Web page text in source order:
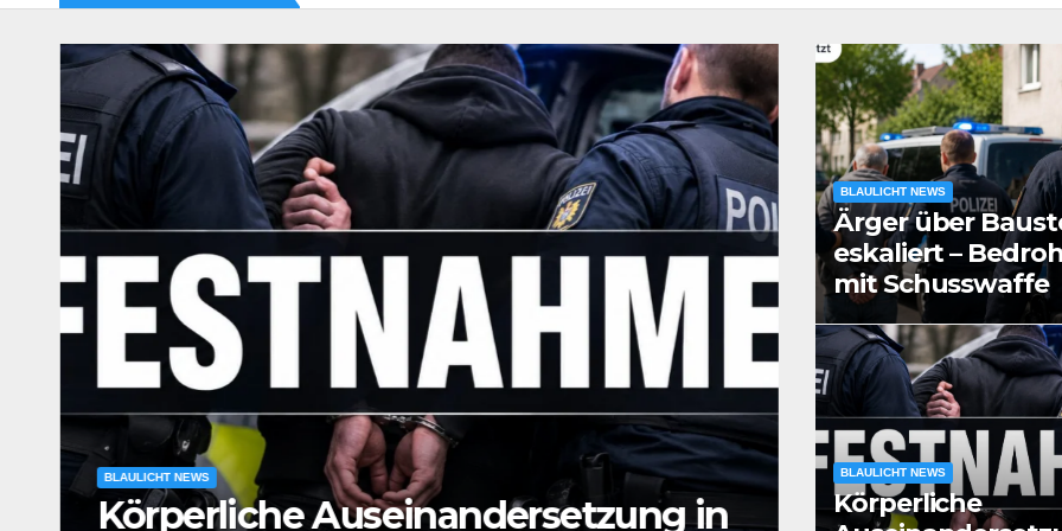
BLAULICHT NEWS
Körperliche Auseinandersetzung in
BLAULICHT NEWS
BLAULICHT NEWS
Ärger über
eskaliert –
mit Schusswaffe
BLAULICHT NEWS
Körperliche